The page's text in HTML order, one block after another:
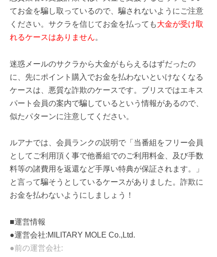
てお金を騙し取っているので、騙されないようにご注意
ください。サクラを信じてお金を払っても大金が受け取
れるケースはありません。
迷惑メールのサクラから大金がもらえるはずだったの
に、先にポイント購入でお金を払わないといけなくなる
ケースは、悪質な詐欺のケースです。ブリスではエキス
パート会員の案内で騙しているという情報があるので、
似たパターンに注意してください。
ルアナでは、会員ランクの説明で「当番組をフリー会員
としてご利用頂く事で他番組でのご利用料金、及び手数
料等の諸費用を返還など手厚い特典が保証されます。」
と言って騙そうとしているケースがありました。詐欺に
お金を払わないようにしましょう！
■運営情報
●運営会社:MILITARY MOLE Co.,Ltd.
●前の運営会社: